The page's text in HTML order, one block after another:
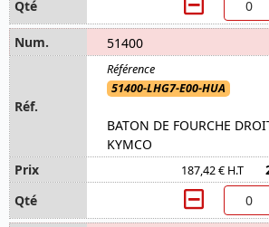
51400
51400-LHG7-E00-HUA
BATON DE FOURCHE
KYMCO
187,42 € H.T